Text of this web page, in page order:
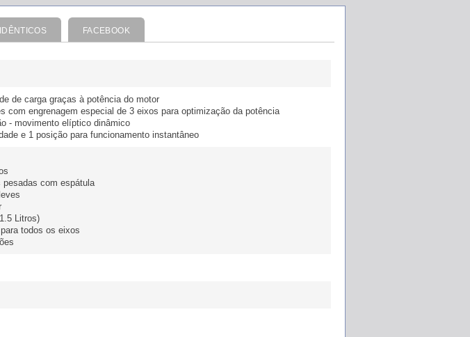
FACEBOOK
de carga graças à potência do motor
com engrenagem especial de 3 eixos para optimização da potência
- movimento elíptico dinâmico
e 1 posição para funcionamento instantâneo
pesadas com espátula
Litros)
todos os eixos